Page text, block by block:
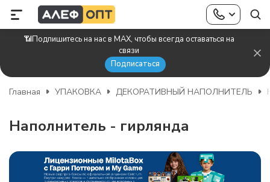
📶Подпишитесь на нас в MAX, чтобы всегда оставаться на
связи
Подписаться
Главная УПАКОВКА ДЕКОРАТИВНЫЙ НАПОЛНИТЕЛЬ
Наполнитель - гирлянда